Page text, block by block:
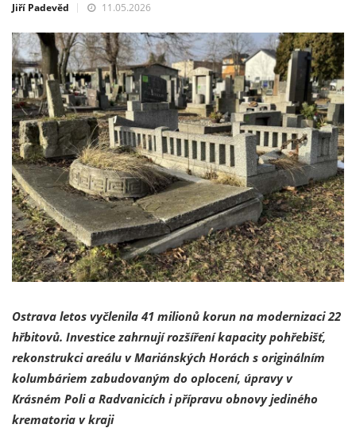
Jiří Padevěd 11.05.2026
Ostrava letos vyčlenila 41 milionů korun na modernizaci 22
hřbitovů. Investice zahrnují rozšíření kapacity pohřebišť,
rekonstrukci areálu v Mariánských Horách s originálním
kolumbáriem zabudovaným do oplocení, úpravy v
Krásném Poli a Radvanicích i přípravu obnovy jediného
krematoria v kraji